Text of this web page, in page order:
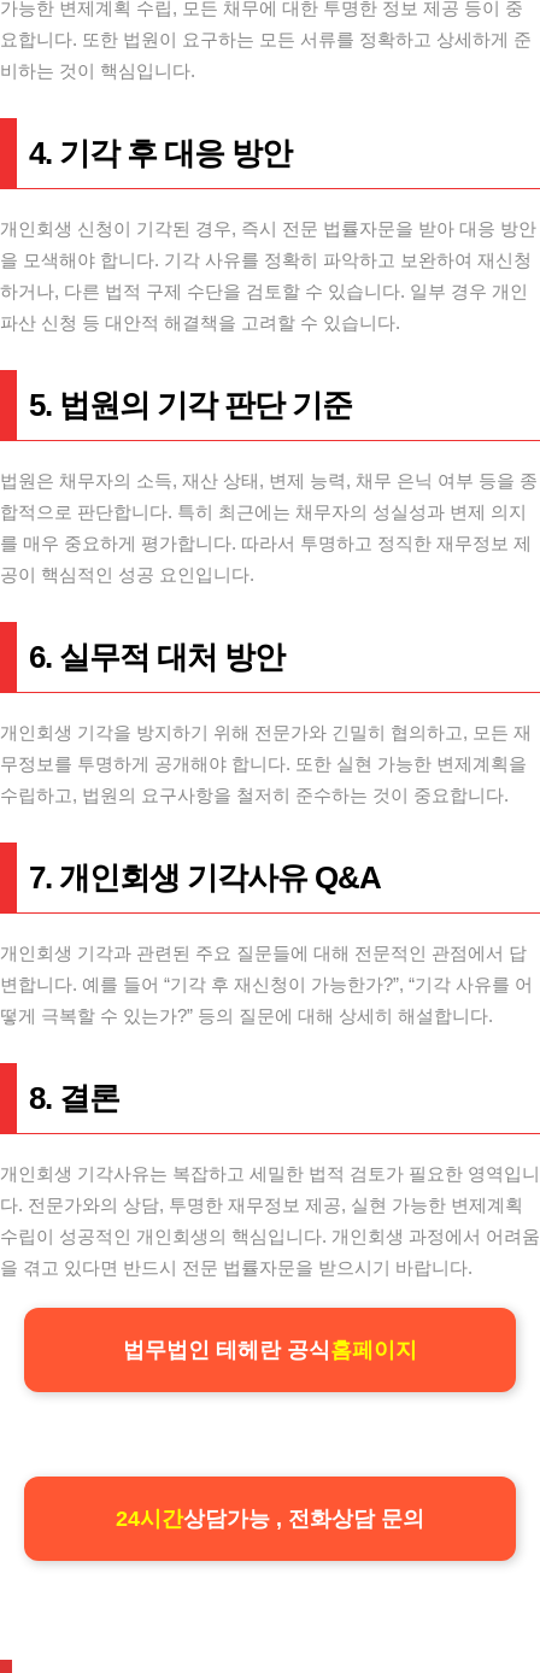
가능한 변제계획 수립, 모든 채무에 대한 투명한 정보 제공 등이 중
요합니다. 또한 법원이 요구하는 모든 서류를 정확하고 상세하게 준
비하는 것이 핵심입니다.
4. 기각 후 대응 방안
개인회생 신청이 기각된 경우, 즉시 전문 법률자문을 받아 대응 방안
을 모색해야 합니다. 기각 사유를 정확히 파악하고 보완하여 재신청
하거나, 다른 법적 구제 수단을 검토할 수 있습니다. 일부 경우 개인
파산 신청 등 대안적 해결책을 고려할 수 있습니다.
5. 법원의 기각 판단 기준
법원은 채무자의 소득, 재산 상태, 변제 능력, 채무 은닉 여부 등을 종
합적으로 판단합니다. 특히 최근에는 채무자의 성실성과 변제 의지
를 매우 중요하게 평가합니다. 따라서 투명하고 정직한 재무정보 제
공이 핵심적인 성공 요인입니다.
6. 실무적 대처 방안
개인회생 기각을 방지하기 위해 전문가와 긴밀히 협의하고, 모든 재
무정보를 투명하게 공개해야 합니다. 또한 실현 가능한 변제계획을
수립하고, 법원의 요구사항을 철저히 준수하는 것이 중요합니다.
7. 개인회생 기각사유 Q&A
개인회생 기각과 관련된 주요 질문들에 대해 전문적인 관점에서 답
변합니다. 예를 들어 “기각 후 재신청이 가능한가?”, “기각 사유를 어
떻게 극복할 수 있는가?” 등의 질문에 대해 상세히 해설합니다.
8. 결론
개인회생 기각사유는 복잡하고 세밀한 법적 검토가 필요한 영역입니
다. 전문가와의 상담, 투명한 재무정보 제공, 실현 가능한 변제계획
수립이 성공적인 개인회생의 핵심입니다. 개인회생 과정에서 어려움
을 겪고 있다면 반드시 전문 법률자문을 받으시기 바랍니다.
법무법인 테헤란 공식홈페이지
24시간상담가능 , 전화상담 문의